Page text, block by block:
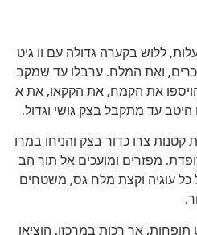
את התנור ל180 מעלות, ללוש בקערה גדולה עם וו גיט
ואת המלח. ערבלו עד שמקב
את הקמח, את הקקאו, את א
עד מתקבל בצק גושי וגדול.
קטנות צרו כדור בצק והניחו במרו
מפזרים ומועכים אל תוך הב
עוגיה וקצת מלח גס, משטחים
אך רכות במרכזן. הוציאו